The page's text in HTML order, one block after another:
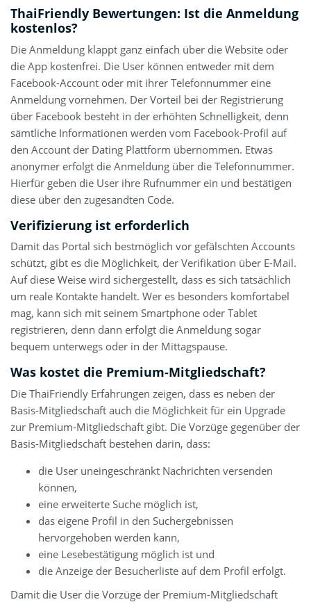
ThaiFriendly Bewertungen: Ist die Anmeldung
kostenlos?
Die Anmeldung klappt ganz einfach über die Website oder
die App kostenfrei. Die User können entweder mit dem
Facebook-Account oder mit ihrer Telefonnummer eine
Anmeldung vornehmen. Der Vorteil bei der Registrierung
über Facebook besteht in der erhöhten Schnelligkeit, denn
sämtliche Informationen werden vom Facebook-Profil auf
den Account der Dating Plattform übernommen. Etwas
anonymer erfolgt die Anmeldung über die Telefonnummer.
Hierfür geben die User ihre Rufnummer ein und bestätigen
diese über den zugesandten Code.
Verifizierung ist erforderlich
Damit das Portal sich bestmöglich vor gefälschten Accounts
schützt, gibt es die Möglichkeit, der Verifikation über E-Mail.
Auf diese Weise wird sichergestellt, dass es sich tatsächlich
um reale Kontakte handelt. Wer es besonders komfortabel
mag, kann sich mit seinem Smartphone oder Tablet
registrieren, denn dann erfolgt die Anmeldung sogar
bequem unterwegs oder in der Mittagspause.
Was kostet die Premium-Mitgliedschaft?
Die ThaiFriendly Erfahrungen zeigen, dass es neben der
Basis-Mitgliedschaft auch die Möglichkeit für ein Upgrade
zur Premium-Mitgliedschaft gibt. Die Vorzüge gegenüber der
Basis-Mitgliedschaft bestehen darin, dass:
die User uneingeschränkt Nachrichten versenden
können,
eine erweiterte Suche möglich ist,
das eigene Profil in den Suchergebnissen
hervorgehoben werden kann,
eine Lesebestätigung möglich ist und
die Anzeige der Besucherliste auf dem Profil erfolgt.
Damit die User die Vorzüge der Premium-Mitgliedschaft